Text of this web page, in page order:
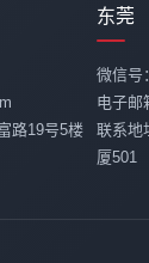
路19号5楼
东莞
微信号
电子邮
联系地
厦501